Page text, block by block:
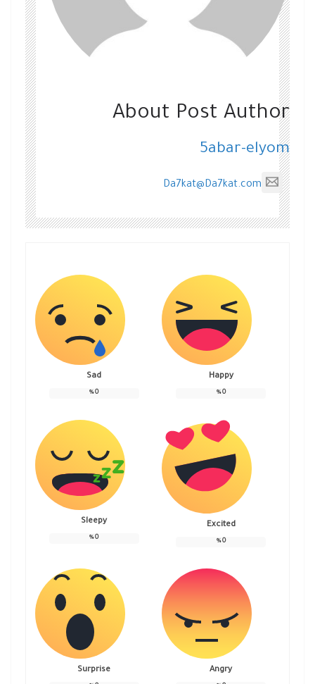
About Post Author
5abar-elyom
Da7kat@Da7kat.com
Happy
0
%
Sad
0
%
Excited
0
%
Sleepy
0
%
Angry
Surprise